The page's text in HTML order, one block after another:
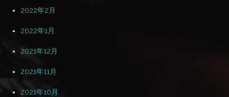
2022年2月
2022年1月
2021年12月
2021年11月
2021年10月